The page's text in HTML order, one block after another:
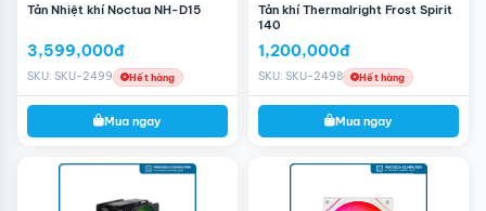
Tản nước thermalright 240: Hiệu suất tối ưu
Tản nước 240 không chỉ có vẻ đẹp nổi bật mà còn mang
Tản Nhiệt khí Noctua NH-D15
3,599,000đ
SKU: SKU-2499 Hết hàng
Mua ngay
Tản khí Thermalright Frost Spirit
140
1,200,000đ
SKU: SKU-2498 Hết hàng
Mua ngay